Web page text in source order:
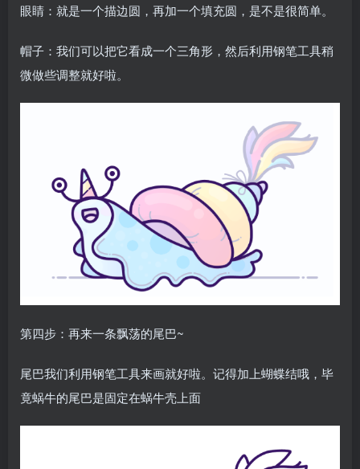
眼睛：就是一个描边圆，再加一个填充圆，是不是很简单。
帽子：我们可以把它看成一个三角形，然后利用钢笔工具稍
微做些调整就好啦。
第四步：再来一条飘荡的尾巴~
尾巴我们利用钢笔工具来画就好啦。记得加上蝴蝶结哦，毕
竟蜗牛的尾巴是固定在蜗牛壳上面